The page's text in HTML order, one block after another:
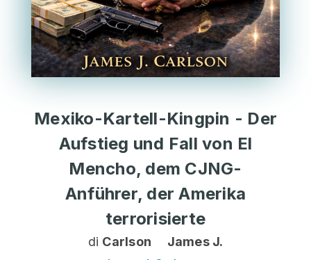
Mexiko-Kartell-Kingpin - Der
Aufstieg und Fall von El
Mencho, dem CJNG-
Anführer, der Amerika
terrorisierte
di Carlson James J.